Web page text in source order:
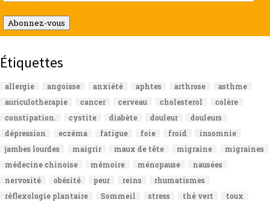
e-
mail
Abonnez-vous
Étiquettes
allergie angoisse anxiété aphtes arthrose
asthme
auriculotherapie
cancer cerveau cholesterol
colère
constipation.
cystite diabète douleur
douleurs
dépression
eczéma fatigue foie froid
insomnie
jambes lourdes
maigrir maux de tête migraine
migraines
médecine chinoise
mémoire ménopause
nausées
nervosité
obésité peur reins
rhumatismes
réflexologie plantaire
Sommeil stress thé vert
toux